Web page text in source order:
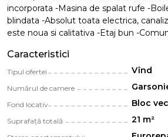
incorporata -Masina de spalat rufe -
blindata -Absolut toata electrica,
este noua si calitativa -Etaj bun -
Caracteristici
Tipul ofertei Vînd
Numărul de camere
Fond locativ Bloc
Suprafață totală 21 m²